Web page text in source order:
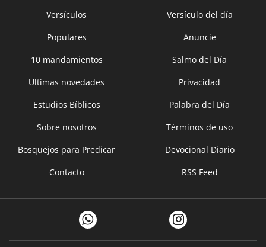
Versículos
Versículo del día
Populares
Anuncie
10 mandamientos
Salmo del Día
Ultimas novedades
Privacidad
Estudios Bíblicos
Palabra del Día
Sobre nosotros
Términos de uso
Bosquejos para Predicar
Devocional Diario
Contacto
RSS Feed